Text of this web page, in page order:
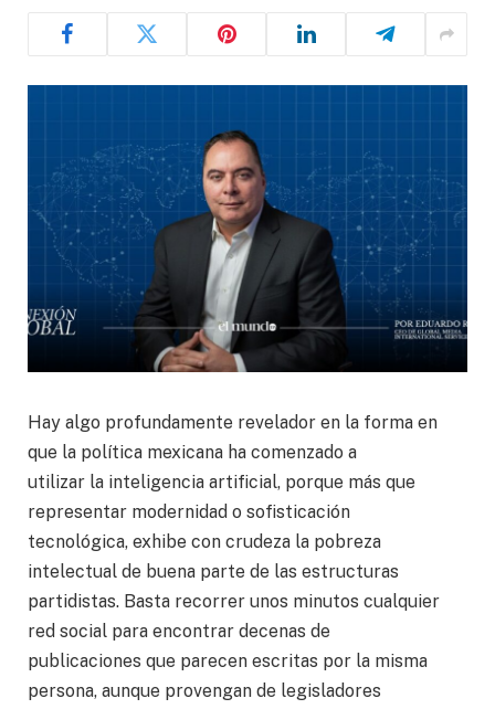
Hay algo profundamente revelador en la forma en
que la política mexicana ha comenzado a
utilizar la inteligencia artificial, porque más que
representar modernidad o sofisticación
tecnológica, exhibe con crudeza la pobreza
intelectual de buena parte de las estructuras
partidistas. Basta recorrer unos minutos cualquier
red social para encontrar decenas de
publicaciones que parecen escritas por la misma
persona, aunque provengan de legisladores